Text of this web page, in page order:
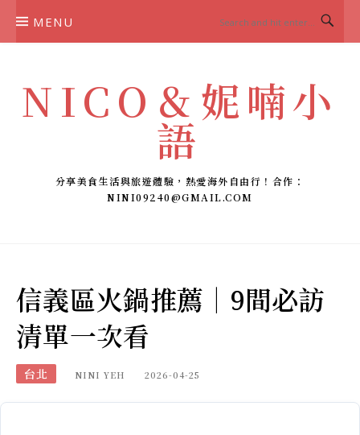
MENU
NICO＆妮喃小
語
分享美食生活與旅遊體驗，熱愛海外自由行！合作：
NINI09240@GMAIL.COM
信義區火鍋推薦｜9間必訪
清單一次看
台北 NINI YEH 2026-04-25